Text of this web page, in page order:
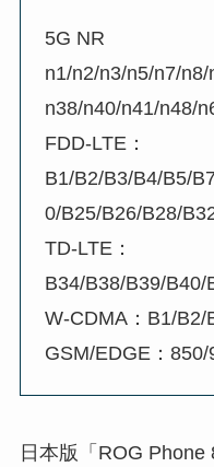
5G NR
n1/n2/n3/n5/n7/
n38/n40/n41/n48/
FDD-LTE：
B1/B2/B3/B4/B5/
0/B25/B26/B28/
TD-LTE：
B34/B38/B39/
W-CDMA：B1/B2/
GSM/EDGE：
日本版「ROG Phone